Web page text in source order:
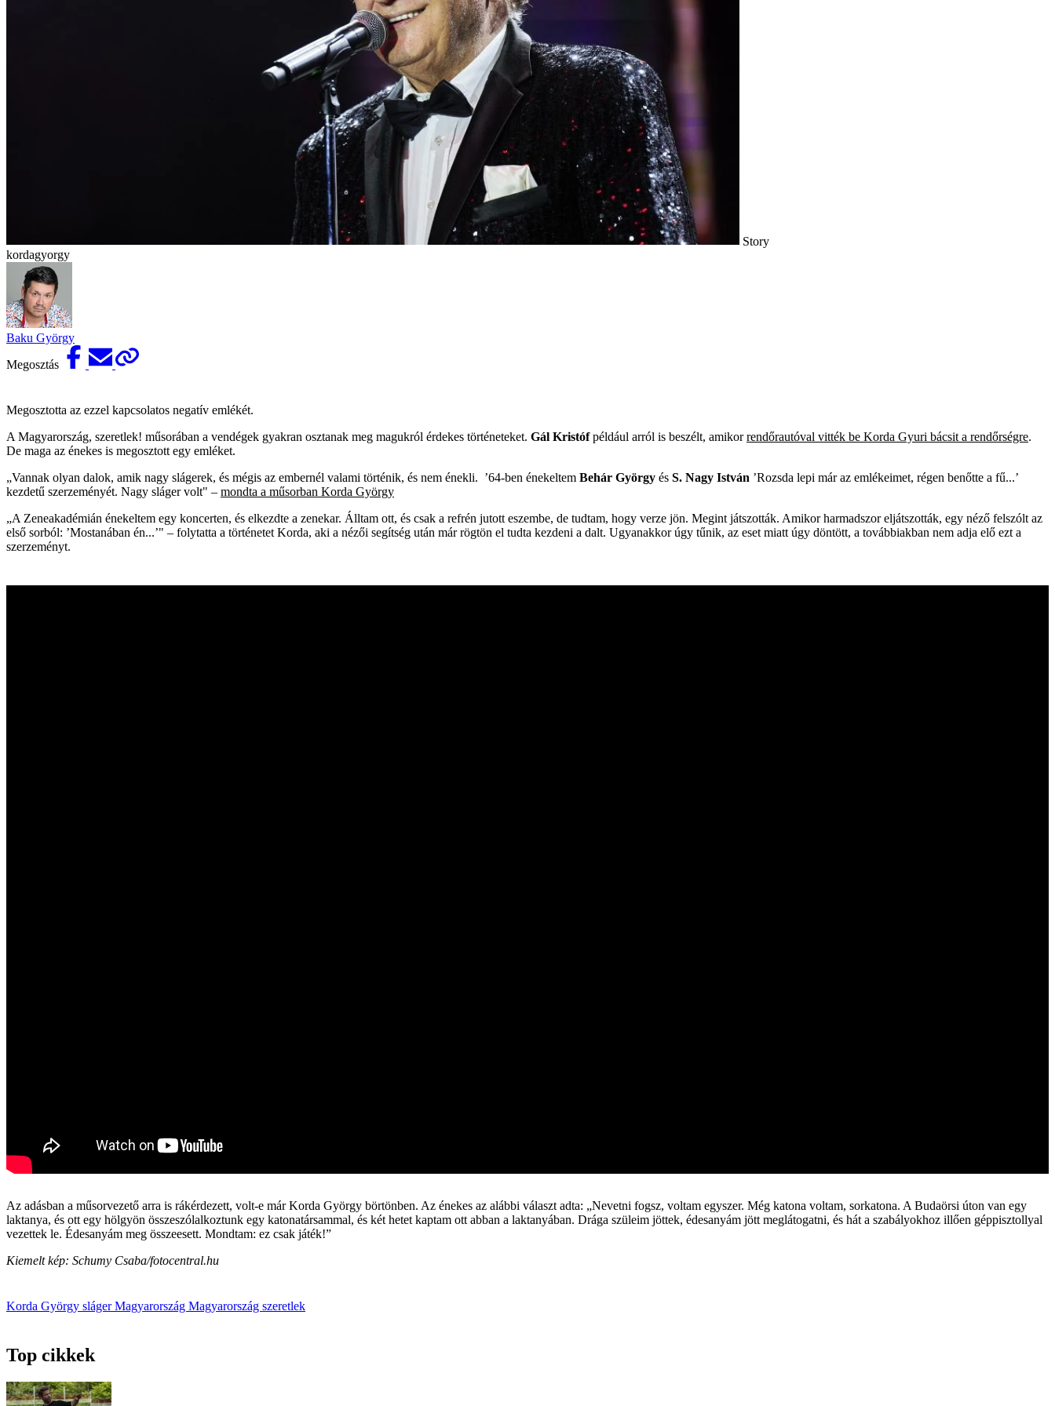
Story
kordagyorgy
Baku György
Megosztás
Megosztotta az ezzel kapcsolatos negatív emlékét.
A Magyarország, szeretlek! műsorában a vendégek gyakran osztanak meg magukról érdekes történeteket. Gál Kristófpéldául arról is beszélt, amikorrendőrautóval vitték be Korda Gyuri bácsit a rendőrségre.
De maga az énekes is megosztott egy emléket.
„Vannak olyan dalok, amik nagy slágerek, és mégis az embernél valami történik, és nem énekli. ’64-ben énekeltem Behár György és S. Nagy István ’Rozsda lepi már az emlékeimet, régen benőtte a fű...’
kezdetű szerzeményét. Nagy sláger volt" – mondta a műsorban Korda György
„A Zeneakadémián énekeltem egy koncerten, és elkezdte a zenekar. Álltam ott, és csak a refrén jutott eszembe, de tudtam, hogy verze jön. Megint játszották. Amikor harmadszor eljátszották, egy néző felszólt az
első sorból: ’Mostanában én...’" – folytatta a történetet Korda, aki a nézői segítség után már rögtön el tudta kezdeni a dalt. Ugyanakkor úgy tűnik, az eset miatt úgy döntött, a továbbiakban nem adja elő ezt a
szerzeményt.
Az adásban a műsorvezető arra is rákérdezett, volt-e már Korda György börtönben. Az énekes az alábbi választ adta: „Nevetni fogsz, voltam egyszer. Még katona voltam, sorkatona. A Budaörsi úton van egy
laktanya, és ott egy hölgyön összeszólalkoztunk egy katonatársammal, és két hetet kaptam ott abban a laktanyában. Drága szüleim jöttek, édesanyám jött meglátogatni, és hát a szabályokhoz illően géppisztollyal
vezettek le. Édesanyám meg összeesett. Mondtam: ez csak játék!”
Kiemelt kép: Schumy Csaba/fotocentral.hu
Korda György slágerMagyarország Magyarország szeretlek
Top cikkek